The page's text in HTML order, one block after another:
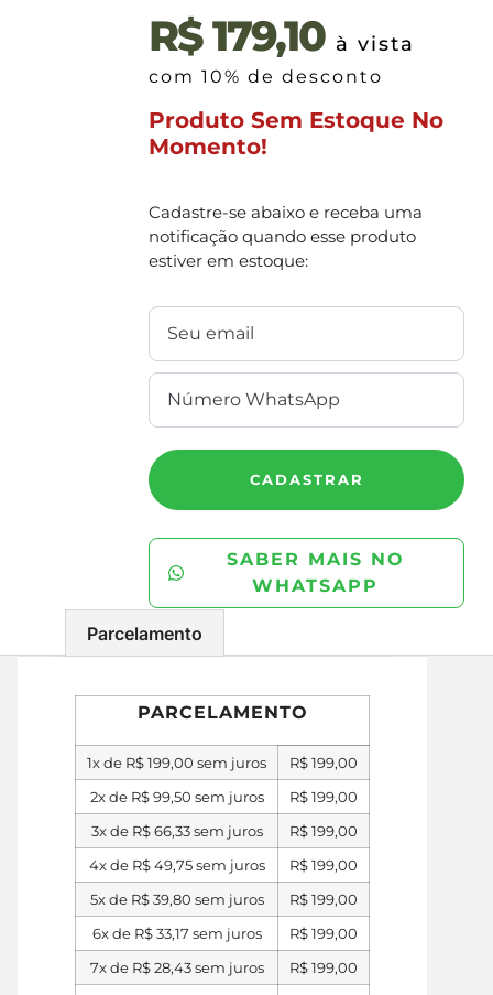
R$179,10 à vista
com 10% de desconto
Produto Sem Estoque No
Momento!
Cadastre-se abaixo e receba uma
notificação quando esse produto
estiver em estoque:
CADASTRAR
SABER MAIS NO
WHATSAPP
Parcelamento
PARCELAMENTO
1x de R$199,00 sem juros R$199,00
2x de R$99,50 sem juros R$199,00
3x de R$66,33sem juros R$199,00
4x de R$49,75sem juros R$199,00
5x de R$39,80 sem juros R$199,00
6x de R$33,17 sem juros R$199,00
7x de R$28,43sem juros R$199,00